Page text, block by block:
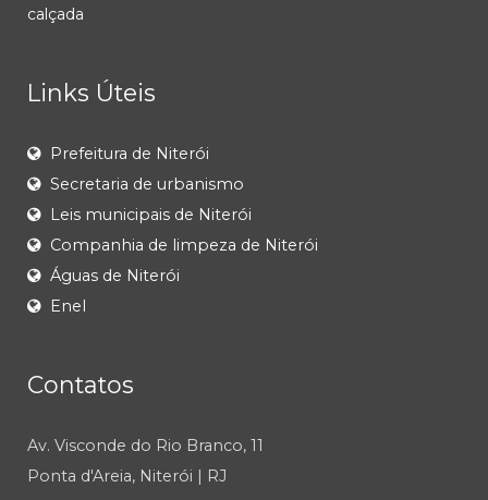
calçada
Links Úteis
Prefeitura de Niterói
Secretaria de urbanismo
Leis municipais de Niterói
Companhia de limpeza de Niterói
Águas de Niterói
Enel
Contatos
Av. Visconde do Rio Branco, 11
Ponta d'Areia, Niterói | RJ